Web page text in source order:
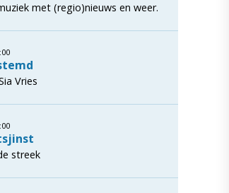
met (regio)nieuws en weer.
Vries
streek